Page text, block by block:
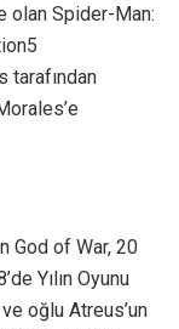
olan Spider-Man:
tarafından
God of War, 20
Yılın Oyunu
oğlu Atreus’un